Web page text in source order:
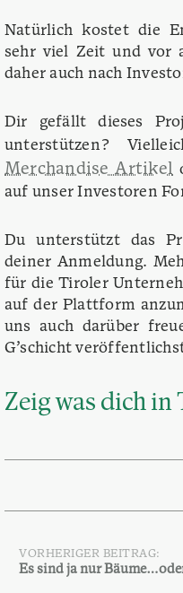
Natürlich kostet die
sehr viel Zeit und vor
daher auch nach
Dir gefällt dieses
unterstützen?
Merchandise Artikel
auf unser Investoren
Du unterstützt das
deiner Anmeldung.
für die Tiroler
auf der Plattform
uns auch darüber
G’schicht
Zeig was dich in
VORHERIGER BEITRAG:
Es sind ja nur